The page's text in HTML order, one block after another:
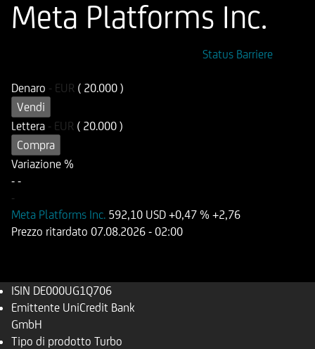
Meta Platforms Inc.
Status Barriere
Denaro - EUR ( 20.000 )
Vendi
Lettera - EUR ( 20.000 )
Compra
Variazione %
- -
-
Meta Platforms Inc. 592,10 USD +0,47 % +2,76
Prezzo ritardato 07.08.2026 - 02:00
ISIN DE000UG1Q706
Emittente UniCredit Bank
GmbH
Tipo di prodotto Turbo